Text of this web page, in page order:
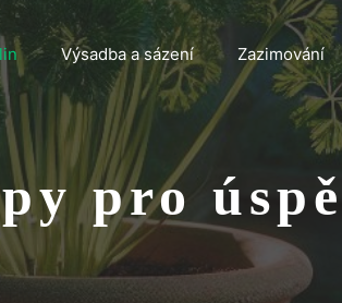
Výsadba a sázení Zazimování
pro